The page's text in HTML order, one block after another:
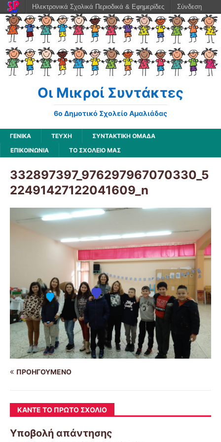
Οι Μικροί Συντάκτες
6ο Δημοτικό Σχολείο Αμαλιάδας
ΓΕΝΙΚΆ ΤΕΥΧΗ
ΣΥΝΤΑΚΤΙΚΗ ΟΜΑΔΑ
ΕΠΙΚΟΙΝΩΝΙΑ
ΤΟ ΣΧΟΛΕΙΟ ΜΑΣ
332897397_976297967070330_5
22491427122041609_n
ΠΡΟΗΓΟΎΜΕΝΟ
ΚΆΝΤΕ ΤΟ ΠΡΏΤΟ ΣΧΌΛΙΟ
Υποβολή απάντησης
Ηλεκτρονικά Σχολικά Περιοδικά & Εφημερίδες Σύνδεση